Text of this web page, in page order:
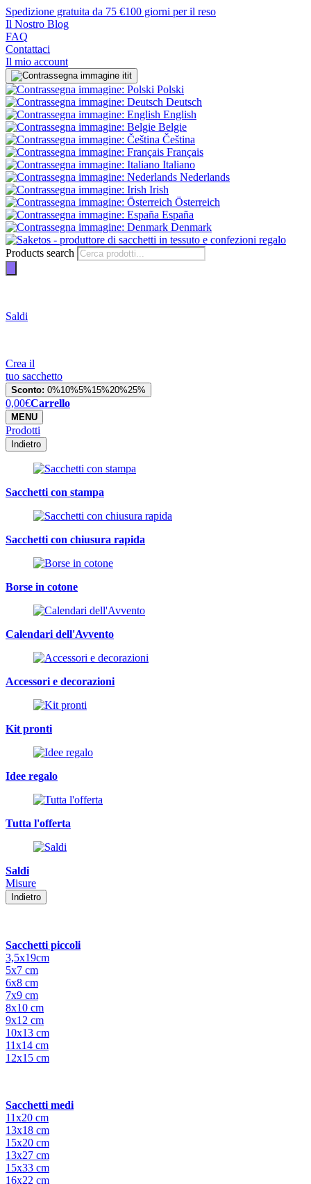
Spedizione gratuita da 75 €100 giorni per il reso
Il Nostro Blog
FAQ
Contattaci
Il mio account
it
Polski
Deutsch
English
Belgie
Čeština
Français
Italiano
Nederlands
Irish
Österreich
España
Denmark
Products search
Saldi
Crea il
tuo sacchetto
Sconto: 0%10%5%15%20%25%
0,00€Carrello
MENU
Prodotti
Indietro
Sacchetti con stampa
Sacchetti con chiusura rapida
Borse in cotone
Calendari dell'Avvento
Accessori e decorazioni
Kit pronti
Idee regalo
Tutta l'offerta
Saldi
Misure
Indietro
Sacchetti piccoli
3,5x19cm
5x7 cm
6x8 cm
7x9 cm
8x10 cm
9x12 cm
10x13 cm
11x14 cm
12x15 cm
Sacchetti medi
11x20 cm
13x18 cm
15x20 cm
13x27 cm
15x33 cm
16x22 cm